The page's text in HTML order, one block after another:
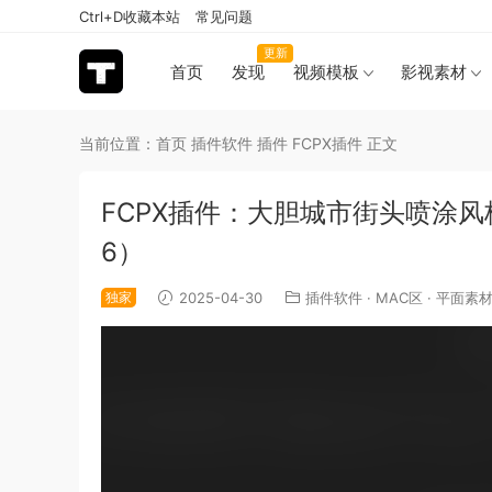
首页 发现
更新
视频模板 影视素材
Ctrl+D收藏本站 常见问题
当前位置： 首页 插件软件 插件 FCPX插件 正文
FCPX插件：大胆城市街头喷涂
6）
独家 2025-04-30 插件软件 · MAC区 · 平面素材